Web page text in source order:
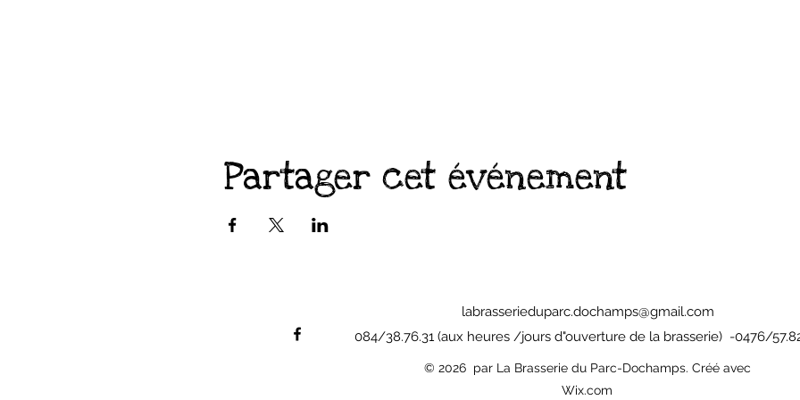
Partager cet événement
labrasserieduparc.dochamps@gmail.com
084/38.76.31 (aux heures /jours d"ouverture de la brasserie) -0476/
© 2026 par La Brasserie du Parc-Dochamps. Créé avec
Wix.com